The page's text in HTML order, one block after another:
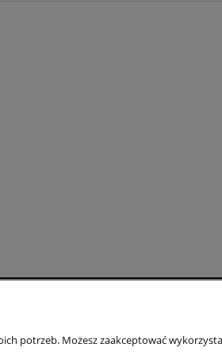
Gwarancja
potrzeb. Możesz zaakceptować